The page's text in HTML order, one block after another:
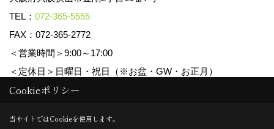
TEL： 072-365-5555
FAX：072-365-2772
＜営業時間＞9:00～17:00
＜定休日＞日曜日・祝日（※お盆・GW・お正月）
Copyright (c) マルゼンコーポレーション. All Rights Reserved.
Cookieポリシー
当サイトではCookieを使用します。